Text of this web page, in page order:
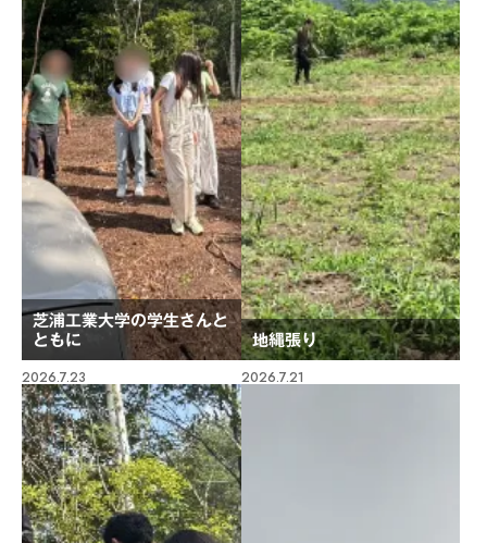
芝浦工業大学の学生さんと
ともに 地縄張り
2026.7.23 2026.7.21